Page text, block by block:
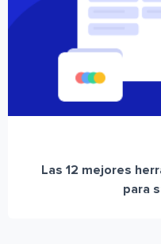
Las 12 mejores
para